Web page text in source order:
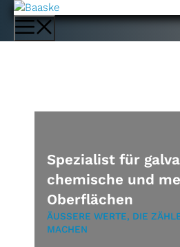
Zum
Inhalt
springen
Menü
Spezialist für
chemische und
Oberflächen
ÄUSSERE WERTE, DIE
ACHEN